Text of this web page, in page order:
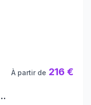
À partir de 216 €